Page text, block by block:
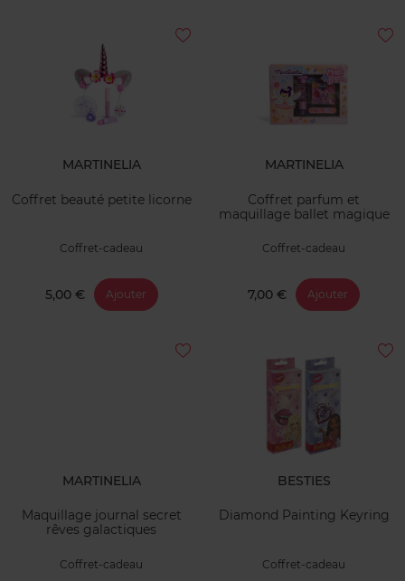
MARTINELIA
Coffret beauté petite licorne
Coffret-cadeau
5,00 € Ajouter
MARTINELIA
Coffret parfum et
maquillage ballet magique
Coffret-cadeau
7,00 € Ajouter
MARTINELIA
Maquillage journal secret
rêves galactiques
Coffret-cadeau
BESTIES
Diamond Painting Keyring
Coffret-cadeau